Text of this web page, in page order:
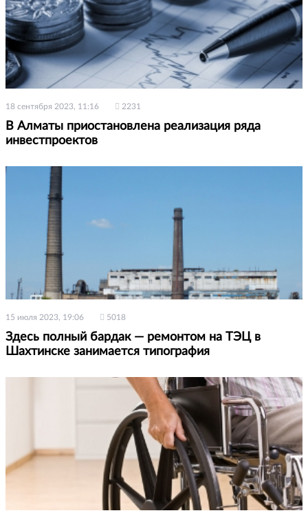
18 сентября 2023, 11:16 2231
В Алматы приостановлена реализация ряда
инвестпроектов
15 июля 2023, 19:06 5018
Здесь полный бардак — ремонтом на ТЭЦ в
Шахтинске занимается типография